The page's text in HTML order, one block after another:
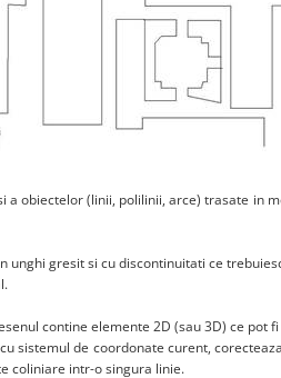
obiectelor (linii, polilinii, arce) trasate in
gresit si cu discontinuitati ce
contine elemente 2D (sau 3D) ce pot
sistemul de coordonate curent,
coliniare intr-o singura linie.